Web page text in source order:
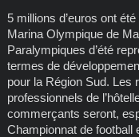
5 millions d’euros ont
Marina Olympique de
Paralympiques d’été
termes de
pour la Région Sud. Les
professionnels de
commerçants seront,
Championnat de football